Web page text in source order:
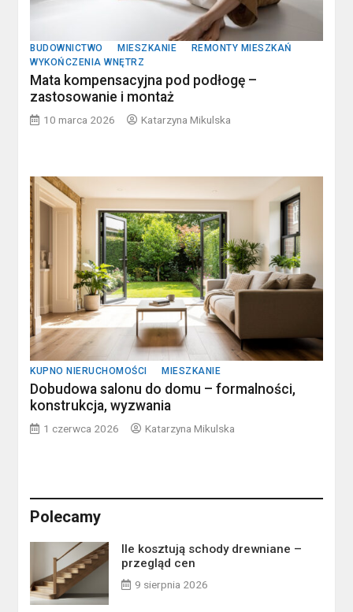
BUDOWNICTWO MIESZKANIE
REMONTY MIESZKAŃ
WYKOŃCZENIA WNĘTRZ
Mata kompensacyjna pod podłogę –
zastosowanie i montaż
10 marca 2026 Katarzyna Mikulska
KUPNO NIERUCHOMOŚCI MIESZKANIE
Dobudowa salonu do domu – formalności,
konstrukcja, wyzwania
1 czerwca 2026 Katarzyna Mikulska
Polecamy
Ile kosztują schody drewniane –
przegląd cen
9 sierpnia 2026